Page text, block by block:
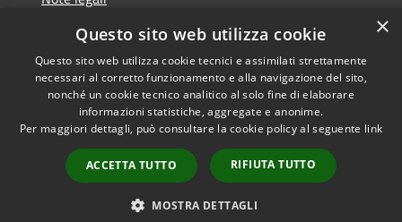
Dichiarazione di accessibilità
Accessibilità
Copyright © 2026 • Comune di
Scanzorosciate • Powered by
Municipium•
Accesso
redazione
×
Questo sito web utilizza cookie
Questo sito web utilizza cookie tecnici e assimilati strettamente
necessari al corretto funzionamento e alla navigazione del sito,
nonché un cookie tecnico analitico al solo fine di elaborare
informazioni statistiche, aggregate e anonime.
Per maggiori dettagli, può consultare la cookie policy al seguente link
ACCETTA TUTTO RIFIUTA TUTTO
MOSTRA DETTAGLI